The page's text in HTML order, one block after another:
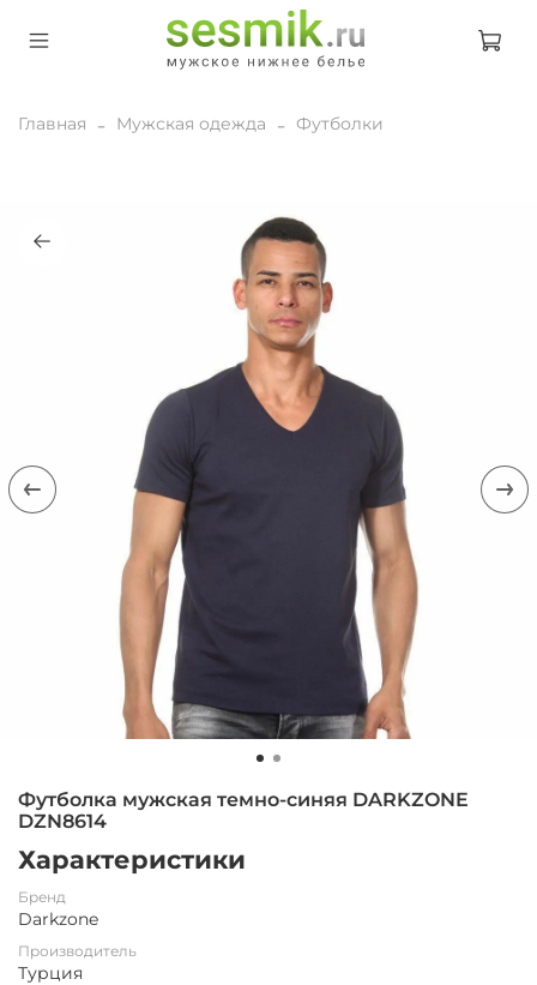
Главная Мужская одежда Футболки
Футболка мужская темно-синяя DARKZONE
DZN8614
Характеристики
Бренд
Darkzone
Производитель
Турция